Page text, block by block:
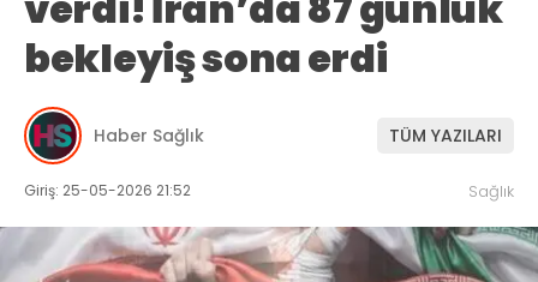
bekleyiş sona erdi
Haber Sağlık TÜM YAZILARI
Giriş: 25-05-2026 21:52 Sağlık